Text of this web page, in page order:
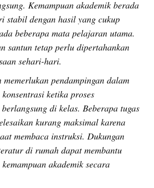
Kemampuan akademik berada
stabil dengan hasil yang cukup
beberapa mata pelajaran utama.
santun tetap perlu dipertahankan
sehari-hari.
memerlukan pendampingan dalam
ketika proses
di kelas. Beberapa tugas
kurang maksimal karena
membaca instruksi. Dukungan
di rumah dapat membantu
akademik secara